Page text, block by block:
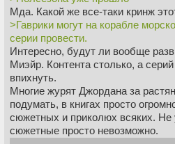
Мда. Какой же все-таки кринж
>Гаврики могут на корабле
серии провести.
Интересно, будут ли вообще
Миэйр. Контента столько, а
впихнуть.
Многие журят Джордана за
подумать, в книгах просто
сюжетных и приколюх всяких. Не
сюжетные просто невозможно.